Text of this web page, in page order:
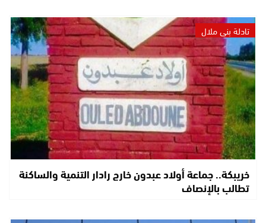
تادلة بني ملال
خريبكة.. جماعة أولاد عبدون خارج رادار التنمية والساكنة
تطالب بالإنصاف